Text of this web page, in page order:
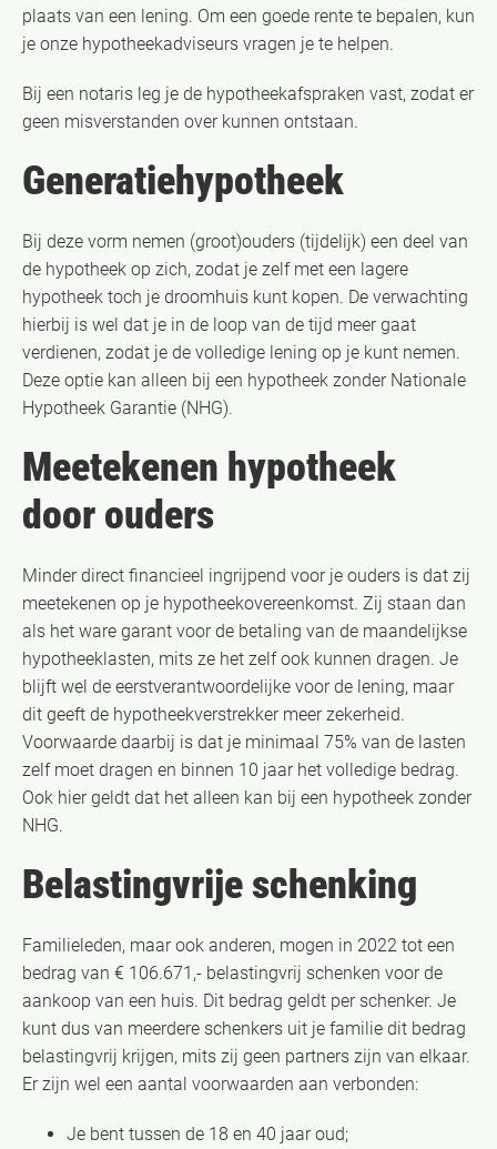
plaats van een lening. Om een goede rente te bepalen, kun
je onze hypotheekadviseurs vragen je te helpen.
Bij een notaris leg je de hypotheekafspraken vast, zodat er
geen misverstanden over kunnen ontstaan.
Generatiehypotheek
Bij deze vorm nemen (groot)ouders (tijdelijk) een deel van
de hypotheek op zich, zodat je zelf met een lagere
hypotheek toch je droomhuis kunt kopen. De verwachting
hierbij is wel dat je in de loop van de tijd meer gaat
verdienen, zodat je de volledige lening op je kunt nemen.
Deze optie kan alleen bij een hypotheek zonder Nationale
Hypotheek Garantie (NHG).
Meetekenen hypotheek
door ouders
Minder direct financieel ingrijpend voor je ouders is dat zij
meetekenen op je hypotheekovereenkomst. Zij staan dan
als het ware garant voor de betaling van de maandelijkse
hypotheeklasten, mits ze het zelf ook kunnen dragen. Je
blijft wel de eerstverantwoordelijke voor de lening, maar
dit geeft de hypotheekverstrekker meer zekerheid.
Voorwaarde daarbij is dat je minimaal 75% van de lasten
zelf moet dragen en binnen 10 jaar het volledige bedrag.
Ook hier geldt dat het alleen kan bij een hypotheek zonder
NHG.
Belastingvrije schenking
Familieleden, maar ook anderen, mogen in 2022 tot een
bedrag van € 106.671,- belastingvrij schenken voor de
aankoop van een huis. Dit bedrag geldt per schenker. Je
kunt dus van meerdere schenkers uit je familie dit bedrag
belastingvrij krijgen, mits zij geen partners zijn van elkaar.
Er zijn wel een aantal voorwaarden aan verbonden:
Je bent tussen de 18 en 40 jaar oud;